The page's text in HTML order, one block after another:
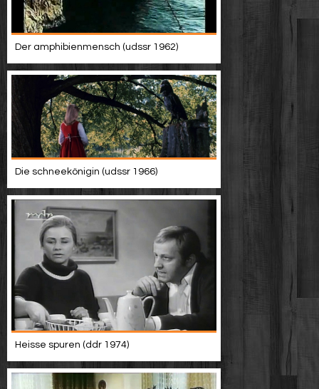
Der amphibienmensch (udssr 1962)
Die schneekönigin (udssr 1966)
Heisse spuren (ddr 1974)